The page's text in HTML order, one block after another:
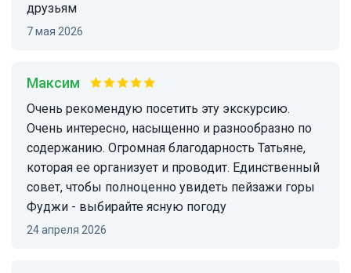
друзьям
7 мая 2026
Максим
очень рекомендую посетить эту экскурсию.
Очень интересно, насыщенно и разнообразно по
содержанию. Огромная благодарность Татьяне,
которая ее организует и проводит. Единственный
совет, чтобы полноценно увидеть пейзажи горы
Фуджи - выбирайте ясную погоду
24 апреля 2026